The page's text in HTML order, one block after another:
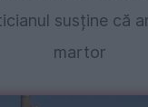
susține că
martor